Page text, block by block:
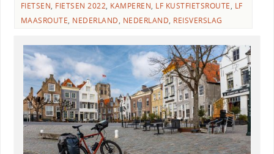
FIETSEN, FIETSEN 2022, KAMPEREN, LF KUSTFIETSROUTE, LF
MAASROUTE, NEDERLAND, NEDERLAND, REISVERSLAG